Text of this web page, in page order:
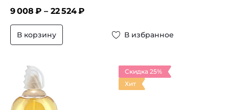
9 008 ₽ – 22 524₽
В корзину В избранное
Скидка 25%
Хит